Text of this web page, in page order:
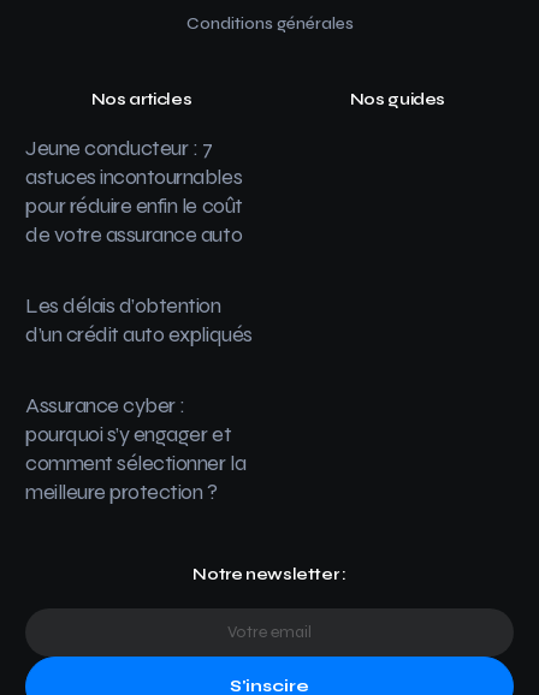
Conditions générales
Nos articles
Jeune conducteur : 7
astuces incontournables
pour réduire enfin le coût
de votre assurance auto
Les délais d’obtention
d’un crédit auto expliqués
Assurance cyber :
pourquoi s’y engager et
comment sélectionner la
meilleure protection ?
Nos guides
Notre newsletter :
S'inscire